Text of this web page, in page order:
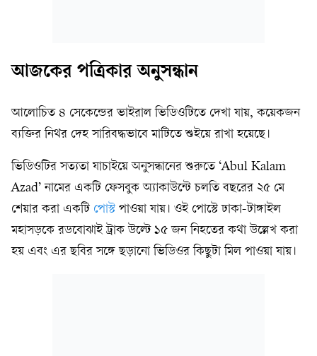
আজকের পত্রিকার অনুসন্ধান
আলোচিত ৪ সেকেন্ডের ভাইরাল ভিডিওটিতে দেখা যায়, কয়েকজন
ব্যক্তির নিথর দেহ সারিবদ্ধভাবে মাটিতে শুইয়ে রাখা হয়েছে।
ভিডিওটির সত্যতা যাচাইয়ে অনুসন্ধানের শুরুতে ‘Abul Kalam
Azad’ নামের একটি ফেসবুক অ্যাকাউন্টে চলতি বছরের ২৫ মে
শেয়ার করা একটি পোস্ট পাওয়া যায়। ওই পোস্টে ঢাকা-টাঙ্গাইল
মহাসড়কে রডবোঝাই ট্রাক উল্টে ১৫ জন নিহতের কথা উল্লেখ করা
হয় এবং এর ছবির সঙ্গে ছড়ানো ভিডিওর কিছুটা মিল পাওয়া যায়।